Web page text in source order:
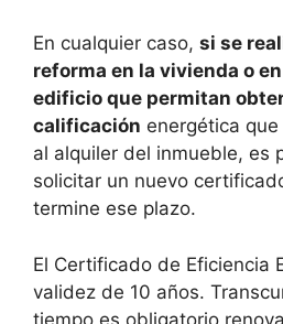
En cualquier caso, si se
reforma en la vivienda o
edificio que permitan
calificación energética
al alquiler del inmueble, es
solicitar un nuevo
termine ese plazo.
El Certificado de Eficiencia
validez de 10 años.
tiempo es obligatorio